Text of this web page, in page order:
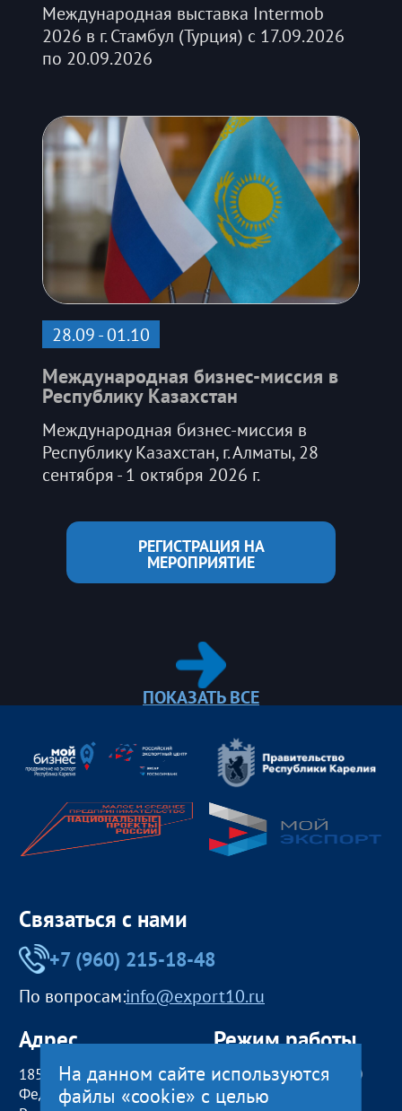
Международная выставка Intermob
2026 в г. Стамбул (Турция) с 17.09.2026
по 20.09.2026
28.09 - 01.10
Международная бизнес-миссия в
Республику Казахстан
Международная бизнес-миссия в
Республику Казахстан, г. Алматы, 28
сентября - 1 октября 2026 г.
РЕГИСТРАЦИЯ НА
МЕРОПРИЯТИЕ
ПОКАЗАТЬ ВСЕ
Связаться с нами
+7 (960) 215-18-48
По вопросам:info@export10.ru
Адрес
185000, Российская
Федерация,
Режим работы
пн — чт:09:00 — 18:00
пт:09:00 — 17:00
На данном сайте используются
файлы «cookie» с целью